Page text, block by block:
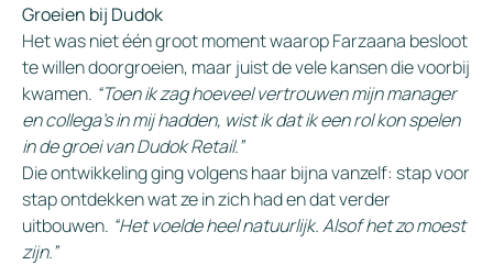
Groeien bij Dudok
Het was niet één groot moment waarop Farzaana besloot
te willen doorgroeien, maar juist de vele kansen die voorbij
kwamen. “Toen ik zag hoeveel vertrouwen mijn manager
en collega’s in mij hadden, wist ik dat ik een rol kon spelen
in de groei van Dudok Retail.”
Die ontwikkeling ging volgens haar bijna vanzelf: stap voor
stap ontdekken wat ze in zich had en dat verder
uitbouwen. “Het voelde heel natuurlijk. Alsof het zo moest
zijn.”